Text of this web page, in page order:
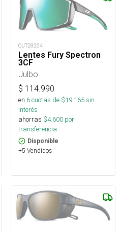
OUT28264
Lentes Fury Spectron
3CF
Julbo
$ 114.990
en 6cuotas de $19.165sin
interés
ahorras $4.600 por
transferencia.
Disponible
+5 Vendidos